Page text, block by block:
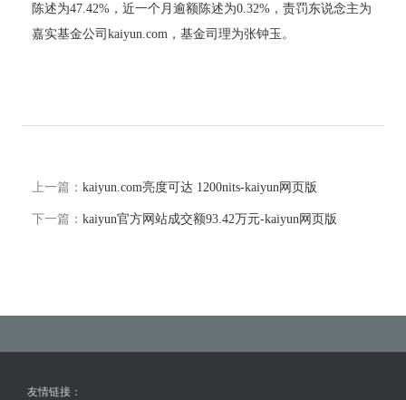
陈述为47.42%，近一个月逾额陈述为0.32%，责罚东说念主为
嘉实基金公司kaiyun.com，基金司理为张钟玉。
上一篇： kaiyun.com亮度可达 1200nits-kaiyun网页版
下一篇： kaiyun官方网站成交额93.42万元-kaiyun网页版
友情链接：